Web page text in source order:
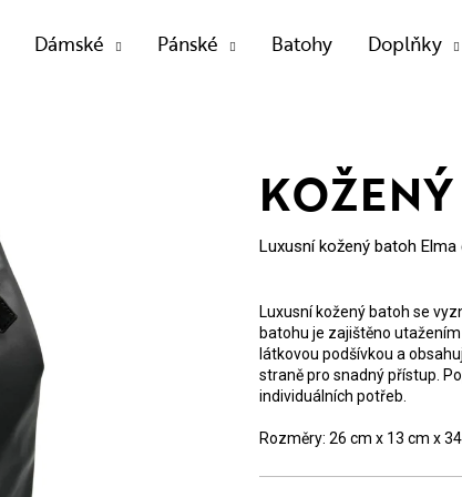
Dámské Pánské Batohy Doplňky
Luxusní kožený batoh
Luxusní kožený batoh se
batohu je zajištěno
látkovou podšívkou a
straně pro snadný přístup.
individuálních potřeb.
Rozměry: 26 cm x 13 cm x 34
NAJÍT?
Doporučujeme